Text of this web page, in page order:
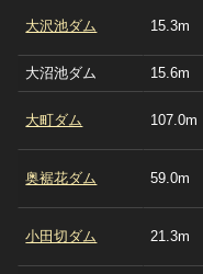
大沢池ダム 15.3m
大沼池ダム 15.6m
大町ダム 107.0m
奥裾花ダム 59.0m
小田切ダム 21.3m